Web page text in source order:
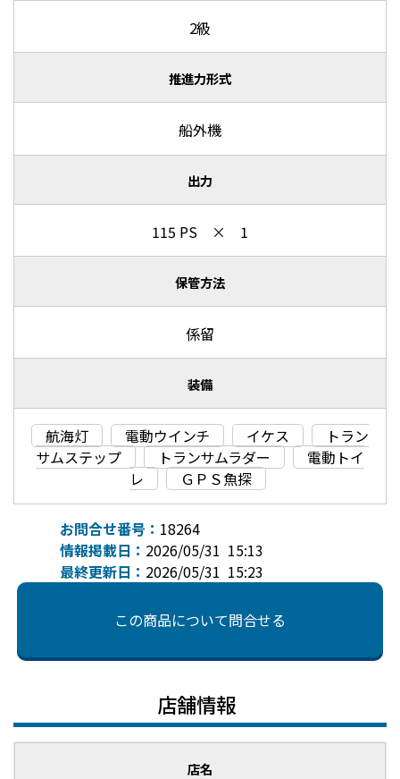
2級
推進力形式
船外機
出力
115 PS × 1
保管方法
係留
装備
航海灯 電動ウインチ イケス
トラン
サムステップ
トランサムラダー
電動トイ
レ
ＧＰＳ魚探
お問合せ番号： 18264
情報掲載日： 2026/05/31 15:13
最終更新日： 2026/05/31 15:23
この商品について問合せる
店舗情報
店名